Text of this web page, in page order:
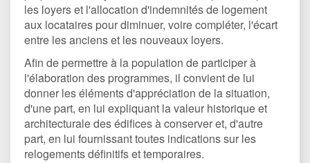
les loyers et l'allocation d'indemnités de logement
aux locataires pour diminuer, voire compléter, l'écart
entre les anciens et les nouveaux loyers.
Afin de permettre à la population de participer à
l'élaboration des programmes, il convient de lui
donner les éléments d'appréciation de la situation,
d'une part, en lui expliquant la valeur historique et
architecturale des édifices à conserver et, d'autre
part, en lui fournissant toutes indications sur les
relogements définitifs et temporaires.